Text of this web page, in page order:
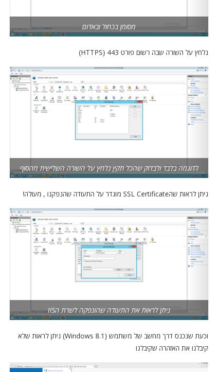
מסומן בכחול ובאדום
נלחץ על השורה שבה רשום פורט 443 (HTTPS)
לדוגמה בלבד ולבדוק שהכל תקין נלחץ על השורה השלישית מהסוף
ניתן לראות שהSSL Certificate מוגדר על התעודה שהנפקנו , מעולה!
ניתן לראות את התעודה שהונפקה לשרת הIIS
וכעת שנכנס דרך מחשב של משתמש (Windows 8.1) ניתן לראות שלא
קיבלנו את האזהרה שקיבלנו